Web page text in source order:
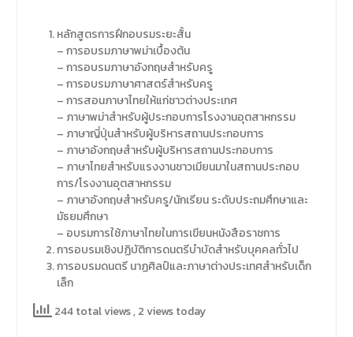
หลักสูตรการฝึกอบรมระยะสั้น
– การอบรมภาษาพม่าเบื้องต้น
– การอบรมภาษาอังกฤษสำหรับครู
– การอบรมภาษาศาสตร์สำหรับครู
– การสอนภาษาไทยให้แก่ชาวต่างประเทศ
– ภาษาพม่าสำหรับผู้ประกอบการโรงงานอุตสาหกรรม
– ภาษาญี่ปุ่นสำหรับผู้บริหารสถานประกอบการ
– ภาษาอังกฤษสำหรับผู้บริหารสถานประกอบการ
– ภาษาไทยสำหรับแรงงานชาวเมียนมาในสถานประกอบ
การ/โรงงานอุตสาหกรรม
– ภาษาอังกฤษสำหรับครู/นักเรียน ระดับประถมศึกษาและ
มัธยมศึกษา
– อบรมการใช้ภาษาไทยในการเขียนหนังสือราชการ
การอบรมเชิงปฏิบัติการดนตรีบำบัดสำหรับบุคคลทั่วไป
การอบรมดนตรี นาฏศิลป์และภาษาต่างประเทศสำหรับเด็ก
เล็ก
244 total views, 2 views today